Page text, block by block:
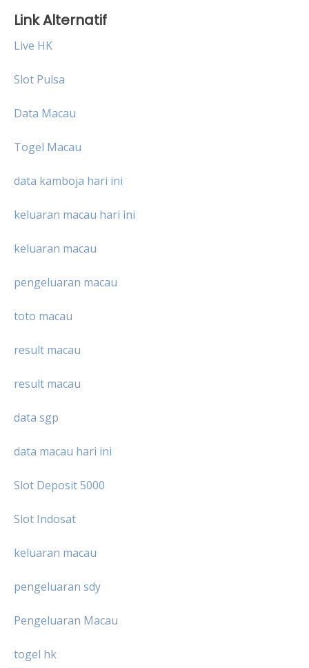
Link Alternatif
Live HK
Slot Pulsa
Data Macau
Togel Macau
data kamboja hari ini
keluaran macau hari ini
keluaran macau
pengeluaran macau
toto macau
result macau
result macau
data sgp
data macau hari ini
Slot Deposit 5000
Slot Indosat
keluaran macau
pengeluaran sdy
Pengeluaran Macau
togel hk